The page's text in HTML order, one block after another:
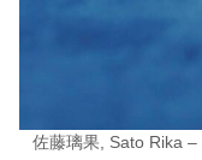
佐藤璃果, Sato Rika –